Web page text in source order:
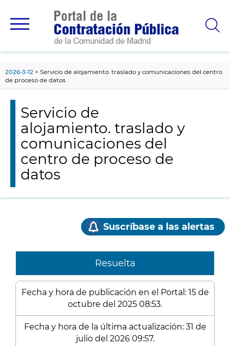
principal
2026-3-12
Servicio de alojamiento. traslado y comunicaciones del centro
de proceso de datos
Servicio de
alojamiento. traslado y
comunicaciones del
centro de proceso de
datos
Suscríbase a las alertas
Resuelta
Fecha y hora de publicación en el Portal: 15 de
octubre del 2025 08:53.
Fecha y hora de la última actualización: 31 de
julio del 2026 09:57.